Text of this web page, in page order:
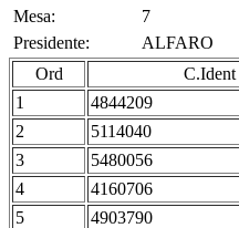
Mesa:
7
Presidente:
ALFARO
Ord
C.Ident
1
4844209
2 5114040
3 5480056
4 4160706
5 4903790